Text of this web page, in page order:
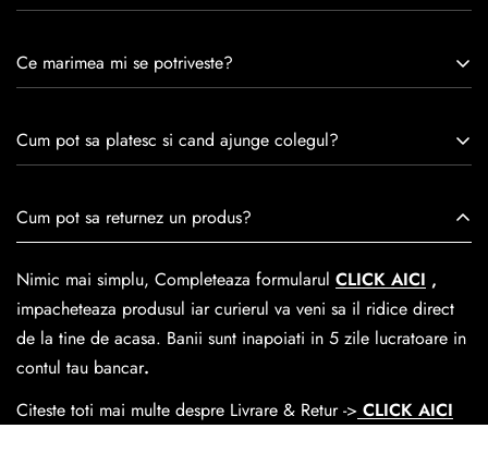
experiență de peste 30 de ani în industria modei, Caspian se
satisfacția clienților.Fiecare pereche de încălțăminte Caspian
este creată cu mândrie de meșteri pricepuți, care aduc la
trecerea timpului.
Ce marimea mi se potriveste?
Cum pot sa platesc si cand ajunge colegul?
medie livrarea dureaza 1-2 zilelucratoare prin
Easybox-ul Emag.
Cosul de livrareeste 15 lei pentru o comanda mai mica de
390 lei si Gratuit pentru o comanda de peste 390 lei.
Cum pot sa returnez un produs?
Nimic mai simplu, Completeaza formularul CLICK AICI ,
impacheteaza produsul iar curierul va veni sa il ridice direct
de la tine de acasa. Banii sunt inapoiati in 5 zile lucratoare in
contul tau bancar.
Citeste toti mai multe despre Livrare & Retur -> CLICK AICI